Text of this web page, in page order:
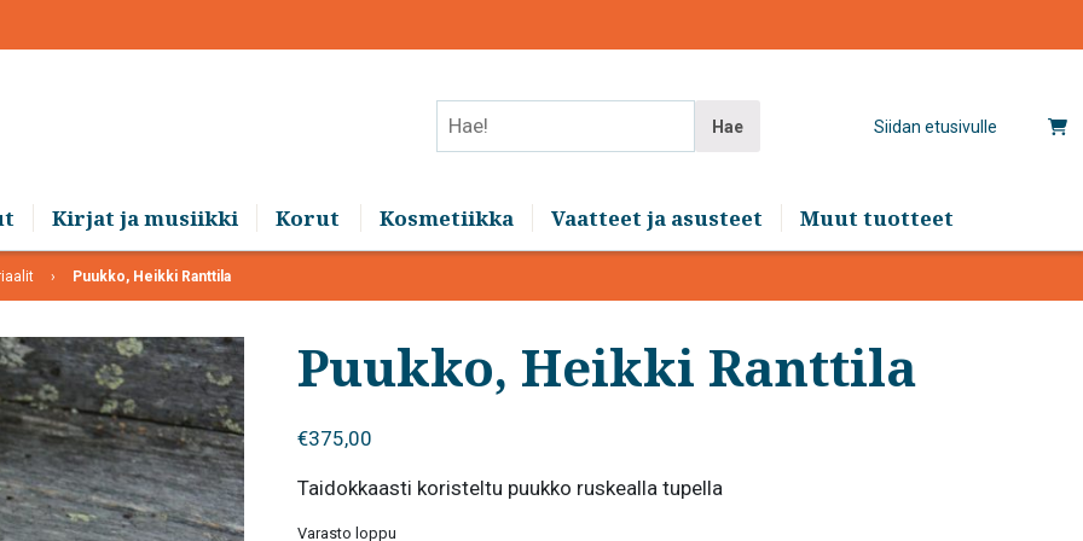
Siidan etusivulle
Hae
Kirjat ja musiikki Korut Kosmetiikka Vaatteet ja asusteet Muut tuotteet
Puukko, Heikki Ranttila
Puukko, Heikki Ranttila
€375,00
Taidokkaasti koristeltu puukko ruskealla tupella
Varasto loppu